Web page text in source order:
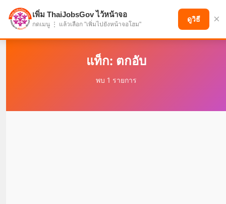
แบ่งปันโอกาส เพื่ออนาคตที่ก้าวหน้า
แท็ก: ตกอับ
พบ 1 รายการ
เพิ่ม ThaiJobsGov ไว้หน้าจอ
กดเมนู ⋮ แล้วเลือก "เพิ่มไปยังหน้าจอโฮม"
ดูวิธี ×